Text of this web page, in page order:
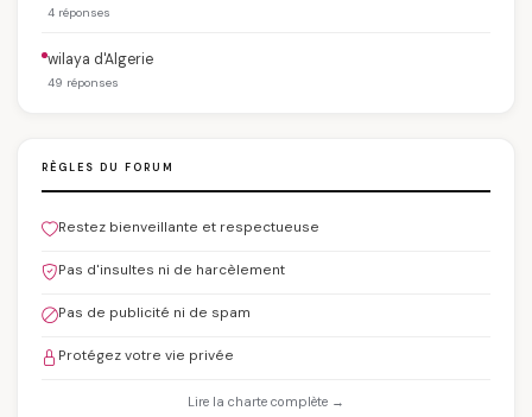
4 réponses
wilaya d'Algerie
49 réponses
RÈGLES DU FORUM
Restez bienveillante et respectueuse
Pas d'insultes ni de harcèlement
Pas de publicité ni de spam
Protégez votre vie privée
Lire la charte complète →